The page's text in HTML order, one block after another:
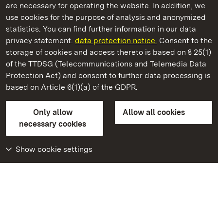
are necessary for operating the website. In addition, we
use cookies for the purpose of analysis and anonymized
statistics. You can find further information in our data
privacy statement. data protection notice. Consent to the
storage of cookies and access thereto is based on § 25(1)
of the TTDSG (Telecommunications and Telemedia Data
Protection Act) and consent to further data processing is
based on Article 6(1)(a) of the GDPR.
Only allow
necessary cookies
Allow all cookies
Show cookie settings
State Palaces and Gardens of Baden-Wuerttemberg
Staatliche Schlösser und Gärten Baden‑Württemberg
State Palaces and Gardens of Baden-Wuerttemberg
Contact usFAQMasthead
Declaration on barrier-free access
BITV-konform (geprüfte Seiten)